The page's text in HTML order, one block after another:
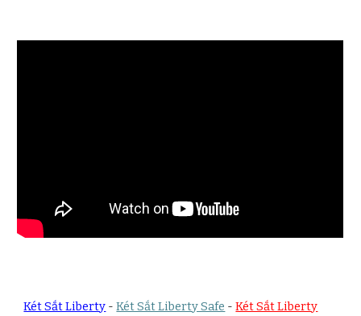
Két Sắt Liberty -Két Sắt Liberty Safe -Két Sắt Liberty